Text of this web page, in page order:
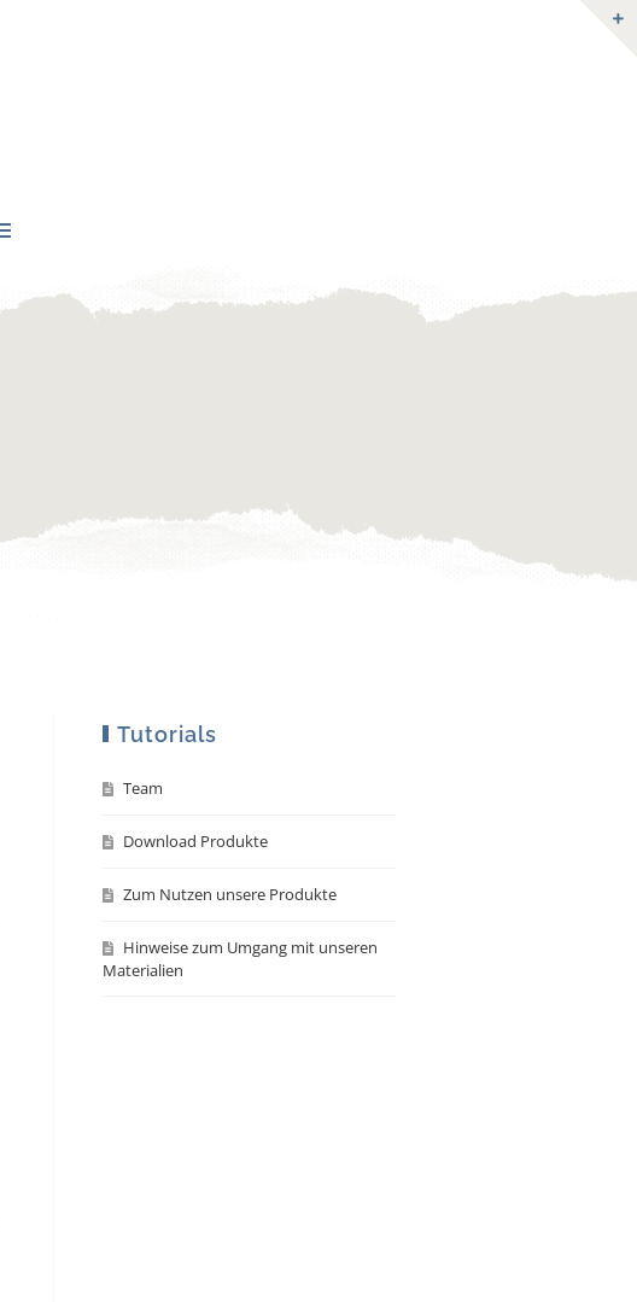
Tutorials
Team
Download Produkte
Zum Nutzen unsere Produkte
Hinweise zum Umgang mit unseren
Materialien